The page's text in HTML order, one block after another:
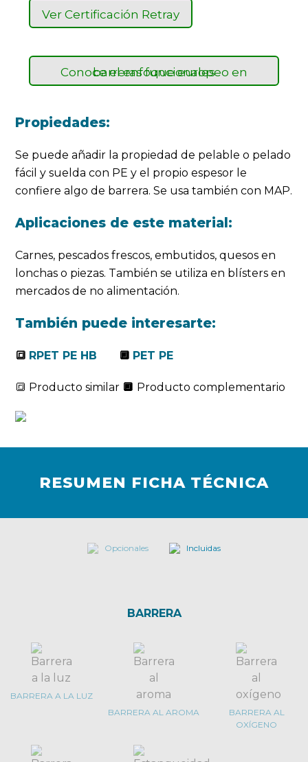
Ver Certificación Retray
Conoce el enfoque europeo en barreras funcionales
Propiedades:
Se puede añadir la propiedad de pelable o pelado
fácil y suelda con PE y el propio espesor le
confiere algo de barrera. Se usa también con MAP.
Aplicaciones de este material:
Carnes, pescados frescos, embutidos, quesos en
lonchas o piezas. También se utiliza en blísters en
mercados de no alimentación.
También puede interesarte:
🔳 RPET PE HB 🔲 PET PE
🔳 Producto similar 🔲 Producto complementario
RESUMEN FICHA TÉCNICA
Opcionales Incluidas
BARRERA
BARRERA A LA LUZ
BARRERA AL AROMA
BARRERA AL
OXÍGENO